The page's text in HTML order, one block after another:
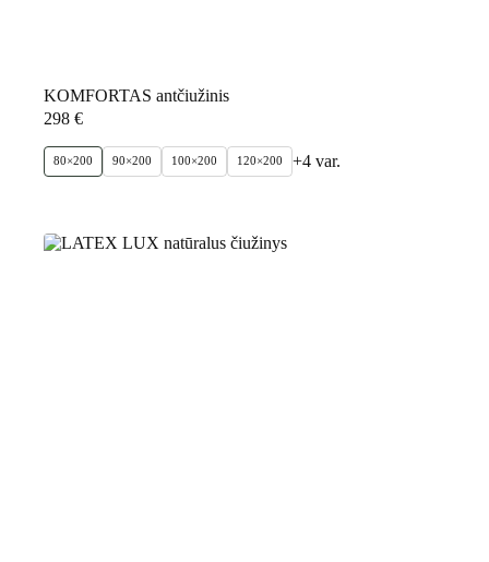
KOMFORTAS antčiužinis
298 €
80×200 90×200 100×200 120×200 +4 var.